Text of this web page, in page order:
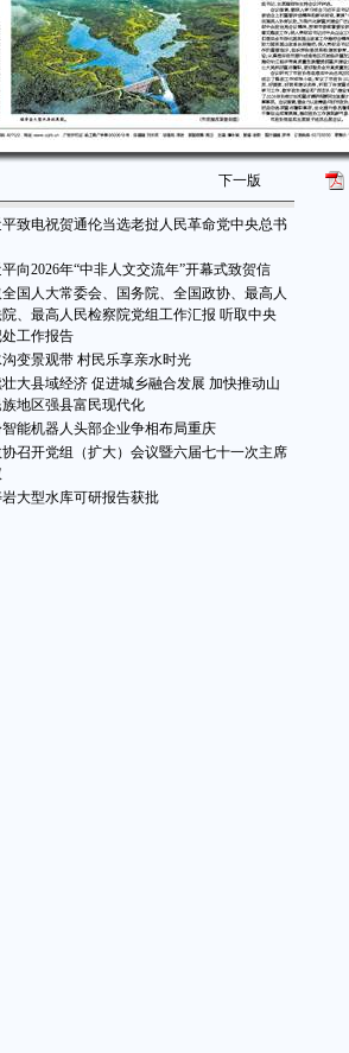
下一版
平致电祝贺通伦当选老挝人民革命党中央总书
向2026年“中非人文交流年”开幕式致贺信
国人大常委会、国务院、全国政协、最高人
院、最高人民检察院党组工作汇报 听取中央
工作报告
变景观带 村民乐享亲水时光
大县域经济 促进城乡融合发展 加快推动山
族地区强县富民现代化
能机器人头部企业争相布局重庆
召开党组（扩大）会议暨六届七十一次主席
大型水库可研报告获批